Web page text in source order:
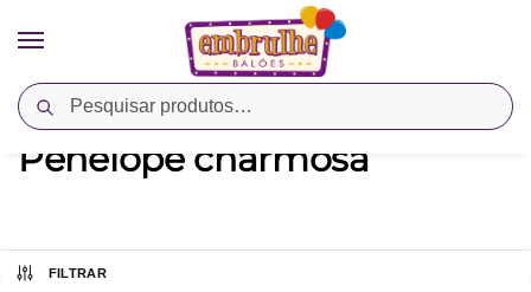
Pesquisar
Início Produtos marcados com a tag “Penélope charmosa”
Penélope charmosa
FILTRAR